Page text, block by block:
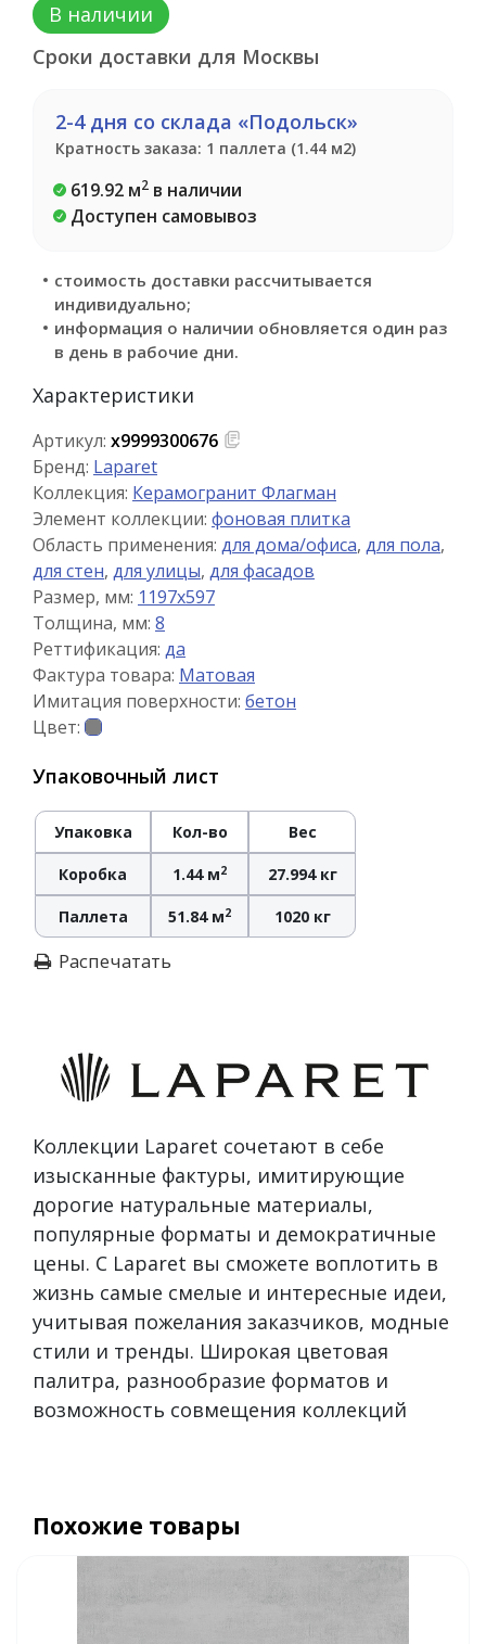
В наличии
Сроки доставки для Москвы
2-4 дня со склада «Подольск»
Кратность заказа: 1 паллета (1.44 м2)
619.92 м2 в наличии
Доступен самовывоз
стоимость доставки рассчитывается
индивидуально;
информация о наличии обновляется один раз
в день в рабочие дни.
Характеристики
Артикул: х9999300676
Бренд: Laparet
Коллекция: Керамогранит Флагман
Элемент коллекции: фоновая плитка
Область применения: для дома/офиса, для пола,
для стен, для улицы, для фасадов
Размер, мм: 1197x597
Толщина, мм: 8
Реттификация: да
Фактура товара: Матовая
Имитация поверхности: бетон
Цвет:
Упаковочный лист
Упаковка Кол-во Вес
Коробка 1.44 м2 27.994 кг
Паллета 51.84 м2 1020 кг
Распечатать
Коллекции Laparet сочетают в себе
изысканные фактуры, имитирующие
дорогие натуральные материалы,
популярные форматы и демократичные
цены. С Laparet вы сможете воплотить в
жизнь самые смелые и интересные идеи,
учитывая пожелания заказчиков, модные
стили и тренды. Широкая цветовая
палитра, разнообразие форматов и
возможность совмещения коллекций
Похожие товары